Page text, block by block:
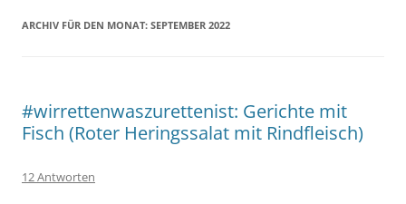
ARCHIV FÜR DEN MONAT: SEPTEMBER 2022
#wirrettenwaszurettenist: Gerichte mit
Fisch (Roter Heringssalat mit Rindfleisch)
12 Antworten